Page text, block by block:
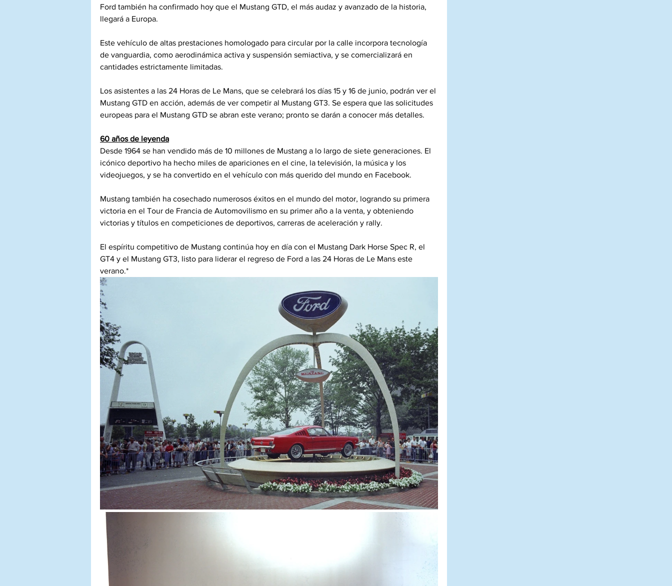
Ford también ha confirmado hoy que el Mustang GTD, el más audaz y avanzado de la historia,
llegará a Europa.
Este vehículo de altas prestaciones homologado para circular por la calle incorpora tecnología
de vanguardia, como aerodinámica activa y suspensión semiactiva, y se comercializará en
cantidades estrictamente limitadas.
Los asistentes a las 24 Horas de Le Mans, que se celebrará los días 15 y 16 de junio, podrán ver el
Mustang GTD en acción, además de ver competir al Mustang GT3. Se espera que las solicitudes
europeas para el Mustang GTD se abran este verano; pronto se darán a conocer más detalles.
60 años de leyenda
Desde 1964 se han vendido más de 10 millones de Mustang a lo largo de siete generaciones. El
icónico deportivo ha hecho miles de apariciones en el cine, la televisión, la música y los
videojuegos, y se ha convertido en el vehículo con más querido del mundo en Facebook.
Mustang también ha cosechado numerosos éxitos en el mundo del motor, logrando su primera
victoria en el Tour de Francia de Automovilismo en su primer año a la venta, y obteniendo
victorias y títulos en competiciones de deportivos, carreras de aceleración y rally.
El espíritu competitivo de Mustang continúa hoy en día con el Mustang Dark Horse Spec R, el
GT4 y el Mustang GT3, listo para liderar el regreso de Ford a las 24 Horas de Le Mans este
verano.*